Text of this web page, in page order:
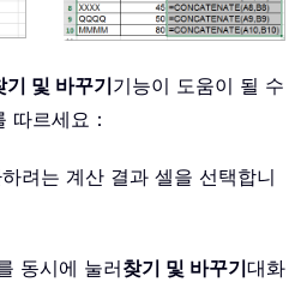
기 및 바꾸기기능이 도움이 될 수
따르세요：
려는 계산 결과 셀을 선택합니
동시에 눌러찾기 및 바꾸기대화